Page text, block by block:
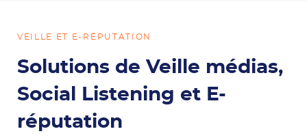
VEILLE ET E-RÉPUTATION
Solutions de Veille médias,
Social Listening et E-
réputation